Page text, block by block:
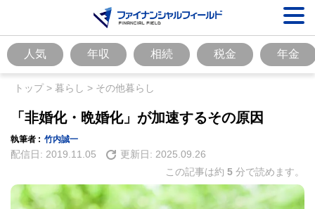
人気 年収 相続 税金 年金
トップ> 暮らし > その他暮らし
「非婚化・晩婚化」が加速するその原因
執筆者 : 竹内誠一
配信日: 2019.11.05 更新日: 2025.09.26
この記事は約 5 分で読めます。